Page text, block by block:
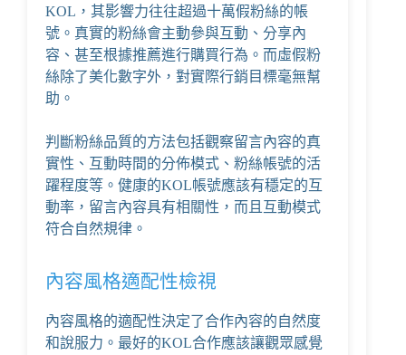
KOL，其影響力往往超過十萬假粉絲的帳
號。真實的粉絲會主動參與互動、分享內
容、甚至根據推薦進行購買行為。而虛假粉
絲除了美化數字外，對實際行銷目標毫無幫
助。
判斷粉絲品質的方法包括觀察留言內容的真
實性、互動時間的分佈模式、粉絲帳號的活
躍程度等。健康的KOL帳號應該有穩定的互
動率，留言內容具有相關性，而且互動模式
符合自然規律。
內容風格適配性檢視
內容風格的適配性決定了合作內容的自然度
和說服力。最好的KOL合作應該讓觀眾感覺